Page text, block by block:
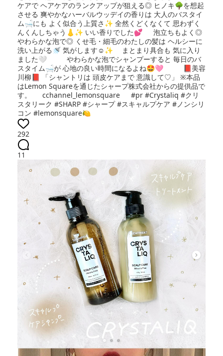
ケアで ヘアケアのランクアップが狙える◎ ヒノキ🌳を想起
させる 爽やかなハーバルウッデイの香りは 大人のバスタイ
ム🛁にも よく似合う上質さ✨ 全然くどくなくて 思わずく
んくんしちゃう👃✨ いい香りでした💕 泡立ちもよく◎
やわらかな泡で◎ くせ毛・細毛のわたしの髪は ヘルシーに
洗い上がる🚿 気がします☺️✨ まとまり具合も 気に入り
ました🤍 やわらかな泡でシャンプーすると 毎日のバ
スタイム🛁が 心地の良い時間になるよね🤩🩷 📕美容
川柳📕 「シャントリは 頭皮ケアまで 意識して♡」 ※本品
はLemon Squareを通じたシャープ株式会社からの提供品で
す。 cchannel_lemonsquare #pr #Crystaliq #クリ
スタリーク #SHARP #シャープ #スキャルプケア #ノンシリ
コン #lemonsquare🍋
292
11